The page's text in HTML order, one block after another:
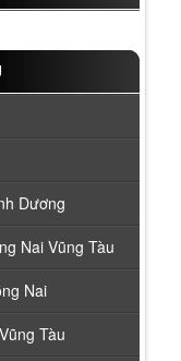
Dương
Nai Vũng Tàu
Nai
Tàu